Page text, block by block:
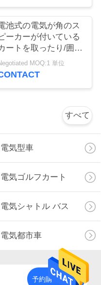
池式の電気が角のス
ーカーが付いている
ートを取ったり/囲み
した後部ドライブは
室を
MOQ:1 単位
すべて
電気型車
電気ゴルフカート
電気シャトル バス
電気都市車
予約購読して下